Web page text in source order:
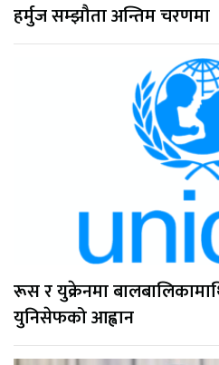
हर्मुज सम्झौता अन्तिम चरणमा
रूस र युक्रेनमा
युनिसेफको आह्वान